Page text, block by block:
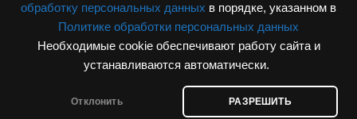
обработку персональных данных в порядке, указанном в
Политике обработки персональных данных
Необходимые cookie обеспечивают работу сайта и
устанавливаются автоматически.
Отклонить РАЗРЕШИТЬ
Разработка сайта